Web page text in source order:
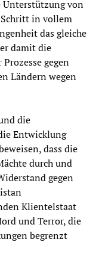
Unterstützung von
in vollem
das gleiche
damit die
gegen
Ländern wegen
die
Entwicklung
dass die
durch und
gegen
Klientelstaat
und Terror, die
begrenzt